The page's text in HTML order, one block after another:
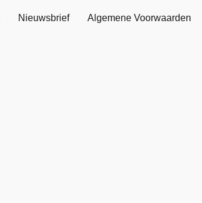
Nieuwsbrief Algemene Voorwaarden